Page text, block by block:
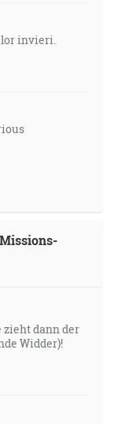
invieri.
zieht dann der
Widder)!